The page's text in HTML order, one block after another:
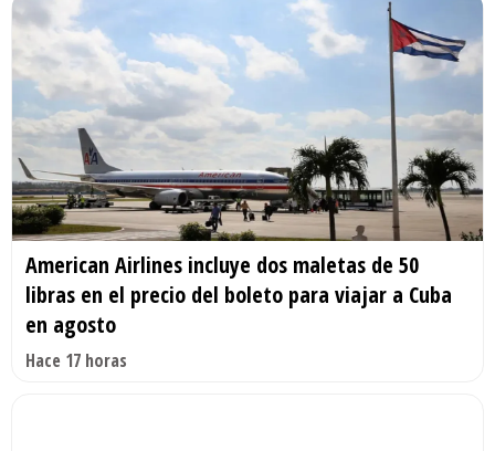
American Airlines incluye dos maletas de 50
libras en el precio del boleto para viajar a Cuba
en agosto
Hace 17 horas